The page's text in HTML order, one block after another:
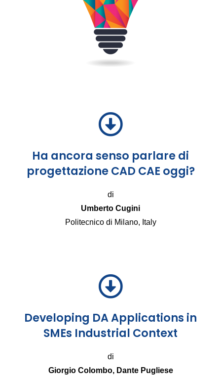
Ha ancora senso parlare di
progettazione CAD CAE oggi?
di
Umberto Cugini
Politecnico di Milano, Italy
Developing DA Applications in
SMEs Industrial Context
di
Giorgio Colombo, Dante Pugliese